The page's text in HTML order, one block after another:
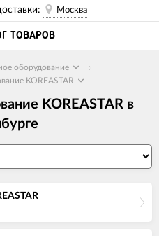
Москва
ТОВАРОВ
оборудование
KOREASTAR
KOREASTAR в